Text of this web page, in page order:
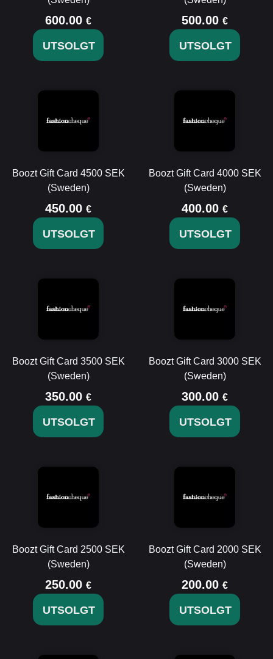
600.00 €
UTSOLGT
500.00 €
UTSOLGT
Boozt Gift Card 4500 SEK
(Sweden)
450.00 €
UTSOLGT
Boozt Gift Card 4000 SEK
(Sweden)
400.00 €
UTSOLGT
Boozt Gift Card 3500 SEK
(Sweden)
350.00 €
UTSOLGT
Boozt Gift Card 3000 SEK
(Sweden)
300.00 €
UTSOLGT
Boozt Gift Card 2500 SEK
(Sweden)
250.00 €
UTSOLGT
Boozt Gift Card 2000 SEK
(Sweden)
200.00 €
UTSOLGT